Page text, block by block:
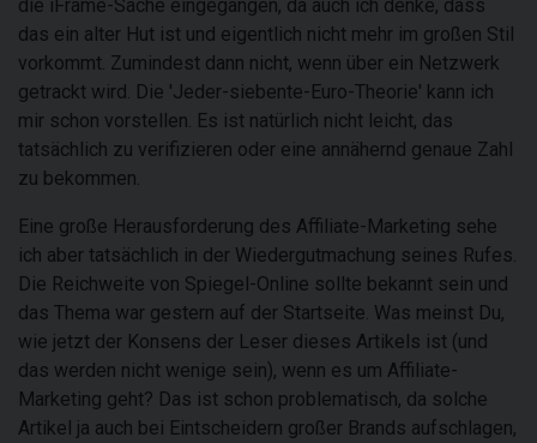
die iFrame-Sache eingegangen, da auch ich denke, dass
das ein alter Hut ist und eigentlich nicht mehr im großen Stil
vorkommt. Zumindest dann nicht, wenn über ein Netzwerk
getrackt wird. Die 'Jeder-siebente-Euro-Theorie' kann ich
mir schon vorstellen. Es ist natürlich nicht leicht, das
tatsächlich zu verifizieren oder eine annähernd genaue Zahl
zu bekommen.
Eine große Herausforderung des Affiliate-Marketing sehe
ich aber tatsächlich in der Wiedergutmachung seines Rufes.
Die Reichweite von Spiegel-Online sollte bekannt sein und
das Thema war gestern auf der Startseite. Was meinst Du,
wie jetzt der Konsens der Leser dieses Artikels ist (und
das werden nicht wenige sein), wenn es um Affiliate-
Marketing geht? Das ist schon problematisch, da solche
Artikel ja auch bei Eintscheidern großer Brands aufschlagen,